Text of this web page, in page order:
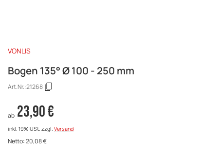
VONLIS
Bogen 135° Ø 100 - 250 mm
Art.Nr.:21268
ab 23,90 €
inkl. 19% USt. zzgl. Versand
Netto:20,08€